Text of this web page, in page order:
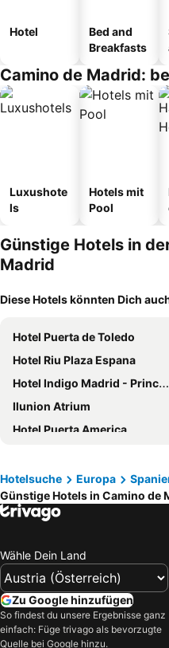
Hotel
Bed and
Breakfasts
Camino de Madrid:
Luxushote
ls
Hotels mit
Pool
Günstige Hotels in
Madrid
Diese Hotels könnten Dich
Hotel Puerta de Toledo
Hotel Riu Plaza Espana
Hotel Indigo Madrid - Princesa By Ihg
Ilunion Atrium
Hotel Puerta America
H10 Tribeca
Inhala Hotel Garden
Ibis Styles Madrid City Las Ventas
Senator Barajas
Ilunion Suites Madrid
Dear Hotel Madrid
Pestana CR7 Gran Vía Madrid
Hotelsuche Europa
Günstige Hotels in Camino de
Wähle Dein Land
Zu Google hinzufügen
So findest du unsere Ergebnisse ganz
einfach: Füge trivago als bevorzugte
Quelle bei Google hinzu.